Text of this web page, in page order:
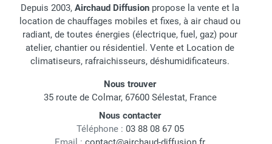
Depuis 2003, Airchaud Diffusion propose la vente et la
location de chauffages mobiles et fixes, à air chaud ou
radiant, de toutes énergies (électrique, fuel, gaz) pour
atelier, chantier ou résidentiel. Vente et Location de
climatiseurs, rafraichisseurs, déshumidificateurs.
Nous trouver
35 route de Colmar, 67600 Sélestat, France
Nous contacter
Téléphone : 03 88 08 67 05